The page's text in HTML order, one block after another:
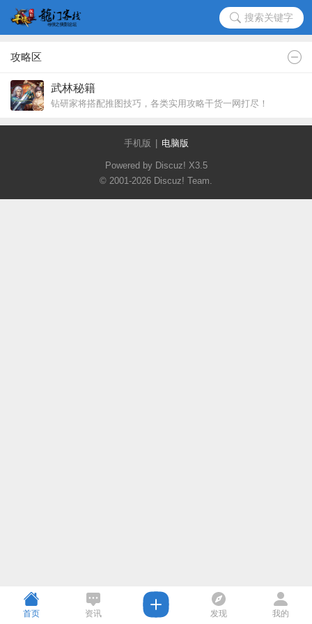
搜索关键字
攻略区
武林秘籍
钻研家将搭配推图技巧，各类实用攻略干货一网打尽！
手机版 电脑版
Powered by Discuz! X3.5
© 2001-2026 Discuz! Team.
首页 资讯 发现 我的